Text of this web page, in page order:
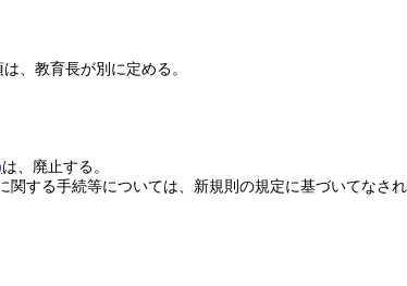
、教育長が別に定める。
は、廃止する。
する手続等については、新規則の規定に基づいてなされ